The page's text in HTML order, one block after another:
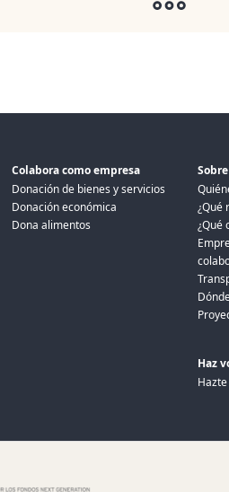
Colabora como empresa
Donación de bienes y servicios
Donación económica
Dona alimentos
¿Qué
¿Qué
Haz